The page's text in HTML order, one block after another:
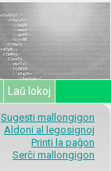
Laŭ lokoj
Sugesti mallongigon
Aldoni al legosignoj
Printi la paĝon
Serĉi mallongigon